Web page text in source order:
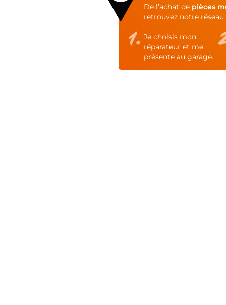
De l’achat de pièces
retrouvez notre
Je choisis mon
réparateur et me
présente au garage.